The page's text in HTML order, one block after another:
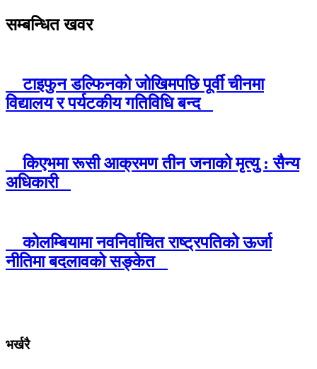
सम्बन्धित खवर
टाइफुन डल्फिनको जोखिमपछि पूर्वी चीनमा
विद्यालय र पर्यटकीय गतिविधि बन्द
किएभमा रूसी आक्रमण तीन जनाको मृत्यु : सैन्य
अधिकारी
कोलम्बियामा नवनिर्वाचित राष्ट्रपतिको ऊर्जा
नीतिमा बदलावको सङ्केत
भर्खरै